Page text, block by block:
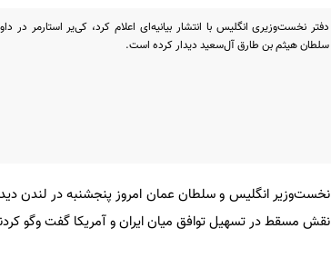
دفتر نخست‌وزیری انگلیس با انتشار بیانیه‌ای اعلام کرد، کی‌یر استارمر در
سلطان هیثم بن طارق آل‌سعید دیدار کرده است.
نخست‌وزیر انگلیس و سلطان عمان امروز پنجشنبه در لندن
نقش مسقط در تسهیل توافق میان ایران و آمریکا گفت‌ وگو